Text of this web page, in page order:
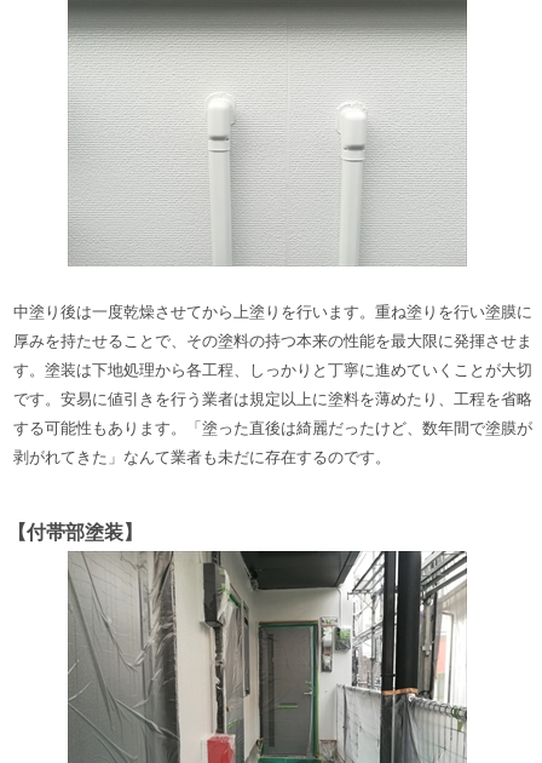
中塗り後は一度乾燥させてから上塗りを行います。重ね塗りを行い塗膜に
厚みを持たせることで、その塗料の持つ本来の性能を最大限に発揮させま
す。 塗装は下地処理から各工程、しっかりと丁寧に進めていくことが大切
です。安易に値引きを行う業者は規定以上に塗料を薄めたり、工程を省略
する可能性もあります。「塗った直後は綺麗だったけど、数年間で塗膜が
剥がれてきた」なんて業者も未だに存在するのです。
【付帯部塗装】